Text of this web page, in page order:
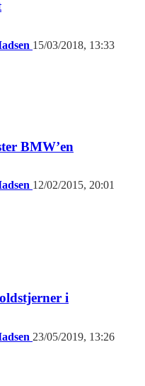
15/03/2018, 13:33
BMW’en
12/02/2015, 20:01
i
23/05/2019, 13:26